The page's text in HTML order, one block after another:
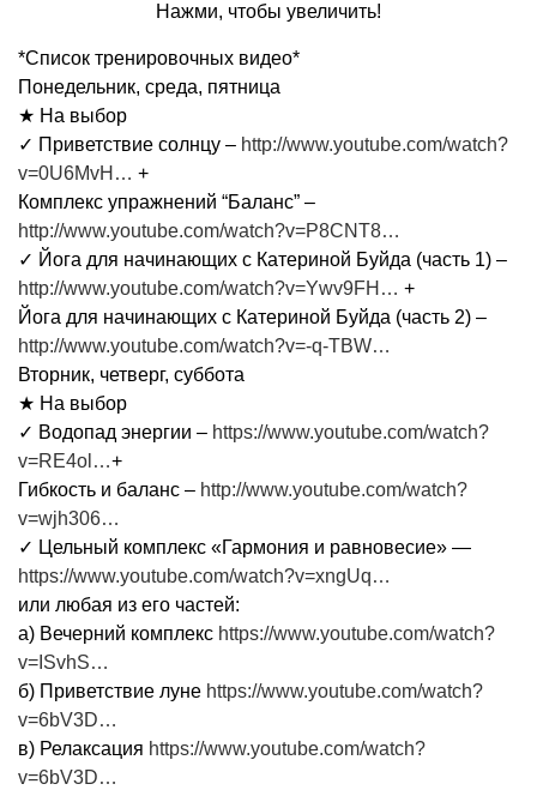
Нажми, чтобы увеличить!
*Список тренировочных видео*
Понедельник, среда, пятница
★ На выбор
✓ Приветствие солнцу – http://www.youtube.com/watch?
v=0U6MvH… +
Комплекс упражнений “Баланс” –
http://www.youtube.com/watch?v=P8CNT8…
✓ Йога для начинающих c Катериной Буйда (часть 1) –
http://www.youtube.com/watch?v=Ywv9FH… +
Йога для начинающих c Катериной Буйда (часть 2) –
http://www.youtube.com/watch?v=-q-TBW…
Вторник, четверг, суббота
★ На выбор
✓ Водопад энергии – https://www.youtube.com/watch?
v=RE4ol…+
Гибкость и баланс – http://www.youtube.com/watch?
v=wjh306…
✓ Цельный комплекс «Гармония и равновесие» —
https://www.youtube.com/watch?v=xngUq…
или любая из его частей:
а) Вечерний комплекс https://www.youtube.com/watch?
v=ISvhS…
б) Приветствие луне https://www.youtube.com/watch?
v=6bV3D…
в) Релаксация https://www.youtube.com/watch?
v=6bV3D…